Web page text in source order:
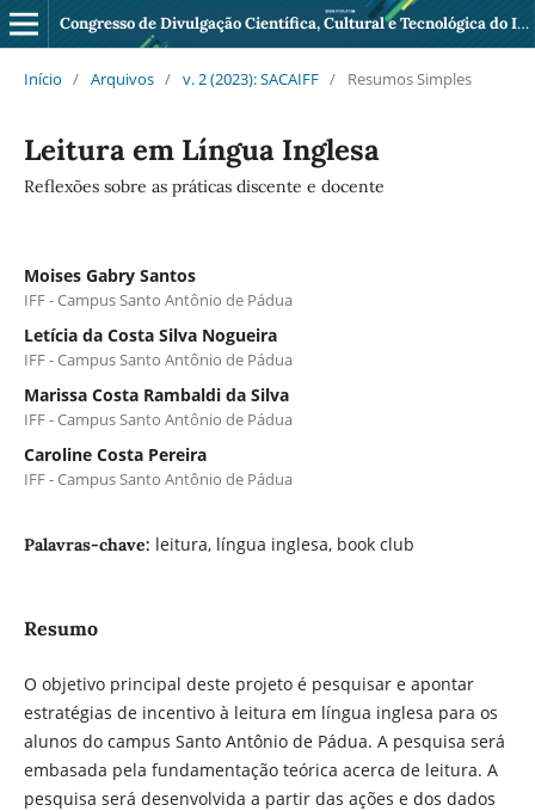
Congresso de Divulgação Científica, Cultural e Tecnológica do IFF Pádua
Início / Arquivos / v. 2 (2023): SACAIFF / Resumos Simples
Leitura em Língua Inglesa
Reflexões sobre as práticas discente e docente
Moises Gabry Santos
IFF - Campus Santo Antônio de Pádua
Letícia da Costa Silva Nogueira
IFF - Campus Santo Antônio de Pádua
Marissa Costa Rambaldi da Silva
IFF - Campus Santo Antônio de Pádua
Caroline Costa Pereira
IFF - Campus Santo Antônio de Pádua
Palavras-chave: leitura, língua inglesa, book club
Resumo
O objetivo principal deste projeto é pesquisar e apontar
estratégias de incentivo à leitura em língua inglesa para os
alunos do campus Santo Antônio de Pádua. A pesquisa será
embasada pela fundamentação teórica acerca de leitura. A
pesquisa será desenvolvida a partir das ações e dos dados